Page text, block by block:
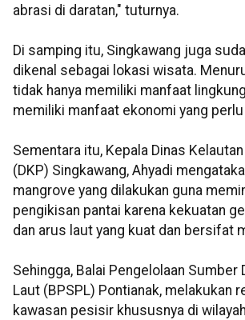
abrasi di daratan," tuturnya.
Di samping itu, Singkawang juga
dikenal sebagai lokasi wisata.
tidak hanya memiliki manfaat
memiliki manfaat ekonomi yang
Sementara itu, Kepala Dinas
(DKP) Singkawang, Ahyadi
mangrove yang dilakukan guna
pengikisan pantai karena kekuatan
dan arus laut yang kuat dan bersifat
Sehingga, Balai Pengelolaan Sumber
Laut (BPSPL) Pontianak, melakukan
kawasan pesisir khususnya di